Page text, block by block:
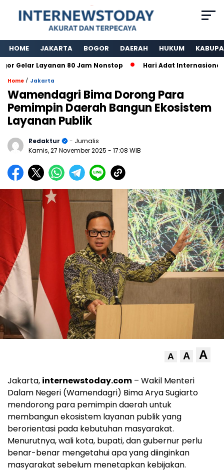
HOME JAKARTA BOGOR DAERAH HUKUM
Gelar Layanan 80 Jam Nonstop Hari Adat Internasional Ke
Home / Jakarta
Wamendagri Bima Dorong Para
Pemimpin Daerah Bangun Ekosistem
Layanan Publik
Redaktur
- Jurnalis
Kamis, 27 November 2025 - 17:08 WIB
A A A
Jakarta, internewstoday.com – Wakil Menteri
Dalam Negeri (Wamendagri) Bima Arya Sugiarto
mendorong para pemimpin daerah untuk
membangun ekosistem layanan publik yang
berorientasi pada kebutuhan masyarakat.
Menurutnya, wali kota, bupati, dan gubernur perlu
benar-benar mengetahui apa yang diinginkan
masyarakat sebelum menetapkan kebijakan.